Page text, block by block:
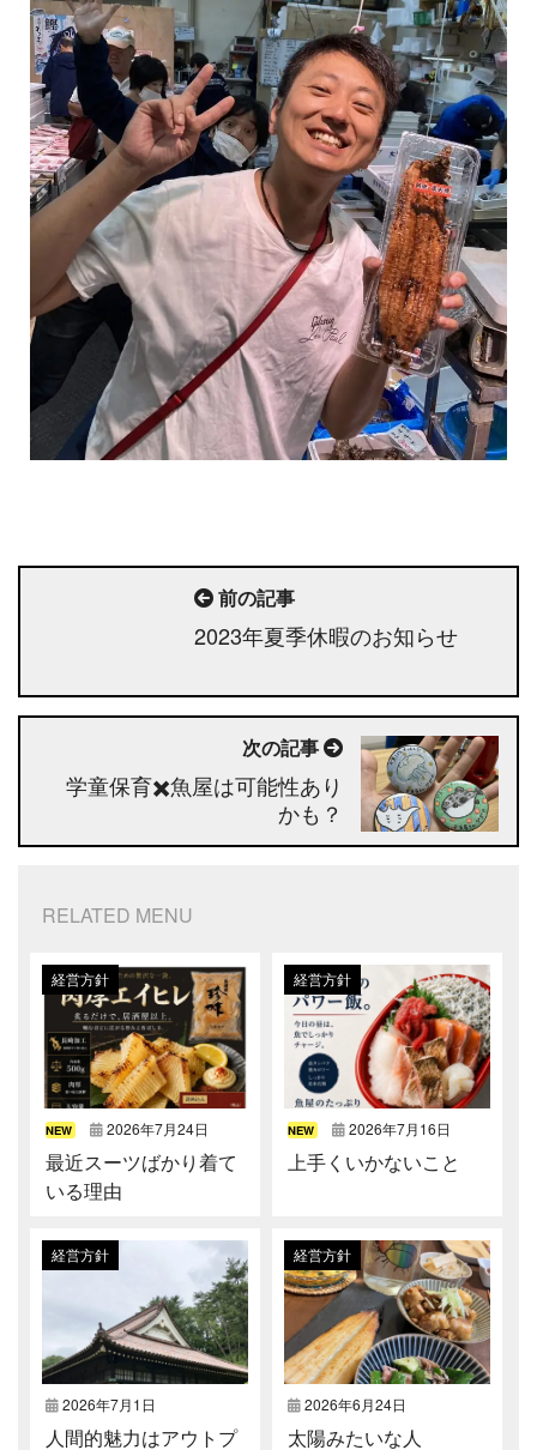
前の記事
2023年夏季休暇のお知らせ
次の記事
学童保育✖️魚屋は可能性あり
かも？
RELATED MENU
経営方針
NEW 2026年7月24日
最近スーツばかり着て
いる理由
経営方針
NEW 2026年7月16日
上手くいかないこと
経営方針
2026年7月1日
人間的魅力はアウトプ
経営方針
2026年6月24日
太陽みたいな人